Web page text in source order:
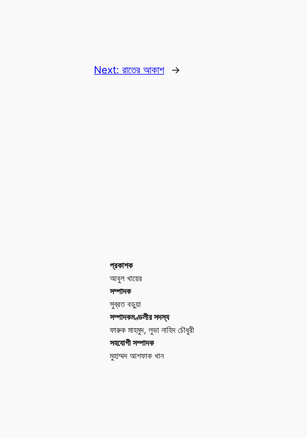
Next: রাতের আকাশ →
প্রকাশক
আবুল খায়ের
সম্পাদক
সুব্রত বড়ুয়া
সম্পাদকমণ্ডলীর সদস্য
ফারুক মাহমুদ, লুভা নাহিদ চৌধুরী
সহযোগী সম্পাদক
মুহাম্মদ আশফাক খান